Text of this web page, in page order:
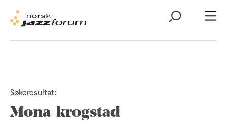
Søkeresultat:
Mona-krogstad